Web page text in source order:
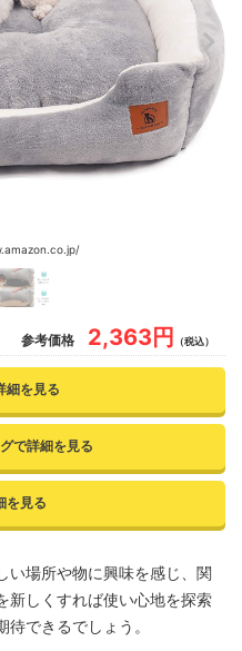
参考価格 2,363円 （税込）
細を見る
で詳細を見る
を見る
い場所や物に興味を感じ、関
新しくすれば使い心地を探索
できるでしょう。